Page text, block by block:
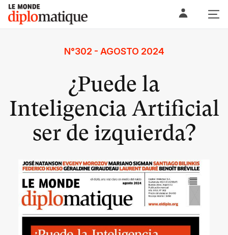
Skip
content
Le monde diplomatique
N°302 - AGOSTO 2024
¿Puede la
Inteligencia Artificial
ser de izquierda?